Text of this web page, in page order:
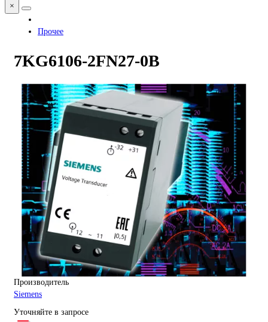
×
Прочее
7KG6106-2FN27-0B
Производитель
Siemens
Уточняйте в запросе